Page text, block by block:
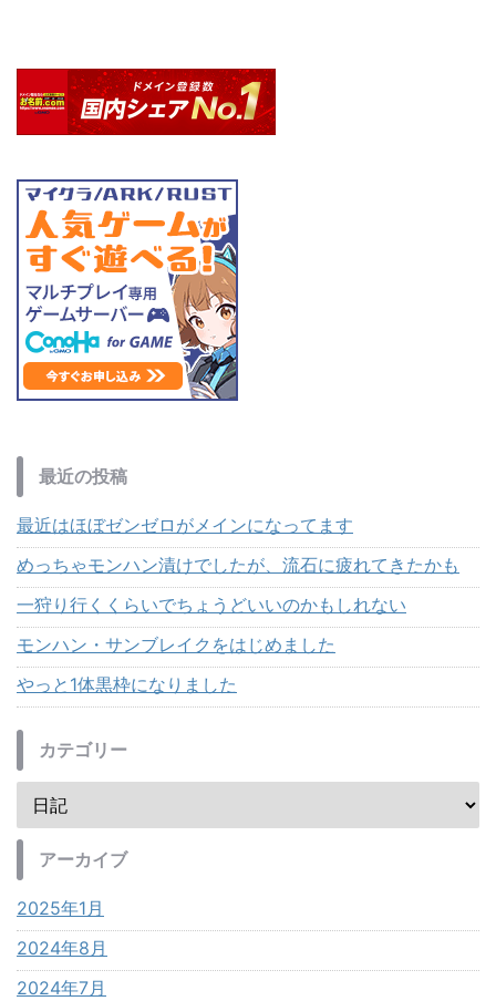
最近の投稿
最近はほぼゼンゼロがメインになってます
めっちゃモンハン漬けでしたが、流石に疲れてきたかも
一狩り行くくらいでちょうどいいのかもしれない
モンハン・サンブレイクをはじめました
やっと1体黒枠になりました
カテゴリー
アーカイブ
2025年1月
2024年8月
2024年7月